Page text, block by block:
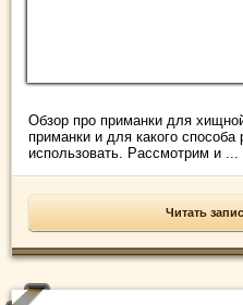
Обзор про приманки для
приманки и для какого
использовать. Рассмотрим и ...
Читать